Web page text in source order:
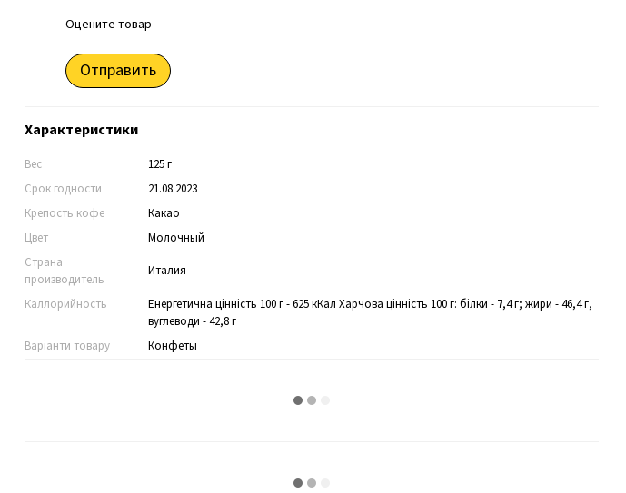
Оцените товар
Отправить
Характеристики
Вес
125 г
Срок годности
21.08.2023
Крепость кофе
Какао
Цвет
Молочный
Страна
производитель
Италия
Каллорийность
Енергетична цінність 100 г - 625 кКал Харчова цінність 100 г: білки - 7,4 г; жири - 46,4 г,
вуглеводи - 42,8 г
Варіанти товару
Конфеты